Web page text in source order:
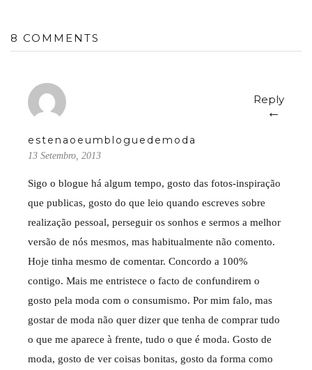
8 COMMENTS
estenaoeumbloguedemoda
13 Setembro, 2013
Reply
←
Sigo o blogue há algum tempo, gosto das fotos-inspiração
que publicas, gosto do que leio quando escreves sobre
realização pessoal, perseguir os sonhos e sermos a melhor
versão de nós mesmos, mas habitualmente não comento.
Hoje tinha mesmo de comentar. Concordo a 100%
contigo. Mais me entristece o facto de confundirem o
gosto pela moda com o consumismo. Por mim falo, mas
gostar de moda não quer dizer que tenha de comprar tudo
o que me aparece à frente, tudo o que é moda. Gosto de
moda, gosto de ver coisas bonitas, gosto da forma como